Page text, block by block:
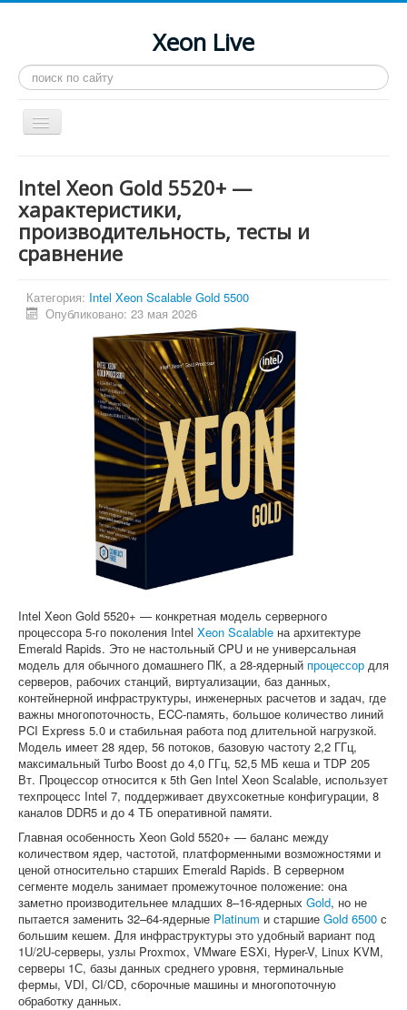
Xeon Live
Искать...
Toggle
Navigation
LGA 2011-3
LGA 2011
Процессоры
Инструкции
Рейтинги
Конференция
Системные программы
Intel Xeon Gold 5520+ —
характеристики,
производительность, тесты и
сравнение
Категория: Intel Xeon Scalable Gold 5500
Опубликовано: 23 мая 2026
Intel Xeon Gold 5520+ — конкретная модель серверного
процессора 5-го поколения Intel Xeon Scalable на архитектуре
Emerald Rapids. Это не настольный CPU и не универсальная
модель для обычного домашнего ПК, а 28-ядерный процессор для
серверов, рабочих станций, виртуализации, баз данных,
контейнерной инфраструктуры, инженерных расчетов и задач, где
важны многопоточность, ECC-память, большое количество линий
PCI Express 5.0 и стабильная работа под длительной нагрузкой.
Модель имеет 28 ядер, 56 потоков, базовую частоту 2,2 ГГц,
максимальный Turbo Boost до 4,0 ГГц, 52,5 МБ кеша и TDP 205
Вт. Процессор относится к 5th Gen Intel Xeon Scalable, использует
техпроцесс Intel 7, поддерживает двухсокетные конфигурации, 8
каналов DDR5 и до 4 ТБ оперативной памяти.
Главная особенность Xeon Gold 5520+ — баланс между
количеством ядер, частотой, платформенными возможностями и
ценой относительно старших Emerald Rapids. В серверном
сегменте модель занимает промежуточное положение: она
заметно производительнее младших 8–16-ядерных Gold, но не
пытается заменить 32–64-ядерные Platinum и старшие Gold 6500 с
большим кешем. Для инфраструктуры это удобный вариант под
1U/2U-серверы, узлы Proxmox, VMware ESXi, Hyper-V, Linux KVM,
серверы 1С, базы данных среднего уровня, терминальные
фермы, VDI, CI/CD, сборочные машины и многопоточную
обработку данных.